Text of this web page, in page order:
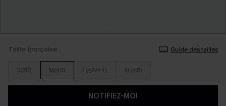
Taille française Guide des tailles
S(38) M(40) L(42/44) XL(46)
NOTIFIEZ-MOI